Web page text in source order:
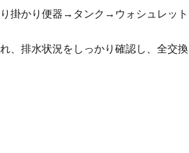
掛かり便器→タンク→ウォシュレット
、排水状況をしっかり確認し、全交換